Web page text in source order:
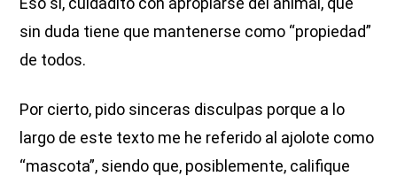
sin duda tiene que mantenerse como “propiedad”
de todos.
Por cierto, pido sinceras disculpas porque a lo
largo de este texto me he referido al ajolote como
“mascota”, siendo que, posiblemente, califique